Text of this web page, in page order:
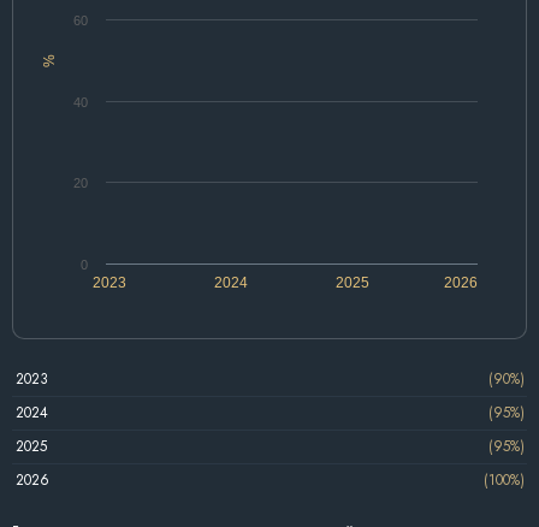
%
2024 2026
2023 2025
0
20
40
60
2023
(90%)
2024
(95%)
2025
(95%)
2026
(100%)